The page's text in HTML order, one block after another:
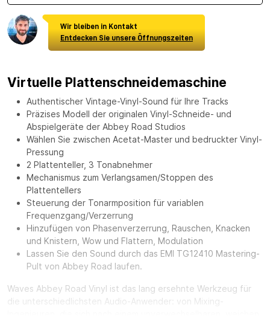
Wir bleiben in Kontakt
Entdecken Sie unsere Öffnungszeiten
Virtuelle Plattenschneidemaschine
Authentischer Vintage-Vinyl-Sound für Ihre Tracks
Präzises Modell der originalen Vinyl-Schneide- und
Abspielgeräte der Abbey Road Studios
Wählen Sie zwischen Acetat-Master und bedruckter Vinyl-
Pressung
2 Plattenteller, 3 Tonabnehmer
Mechanismus zum Verlangsamen/Stoppen des
Plattentellers
Steuerung der Tonarmposition für variablen
Frequenzgang/Verzerrung
Hinzufügen von Phasenverzerrung, Rauschen, Knacken
und Knistern, Wow und Flattern, Modulation
Lassen Sie den Sound durch das EMI TG12410 Mastering-
Pult von Abbey Road laufen.
Waves Abbey Road Vinyl ist das lang ersehnte Werkzeug für
die unterschiedlichsten Audio-Anwender: von Mixing-